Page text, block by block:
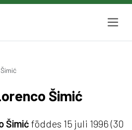
Šimić
Šimić föddes 15 juli 1996 (30